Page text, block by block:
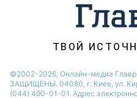
Новости Житомира
Новости Запорожья
ТВОЙ
©2002-2026, Онлайн-медиа
ЗАЩИЩЕНЫ. 04080, г. Киев, ул.
(044) 490-01-01. Адрес